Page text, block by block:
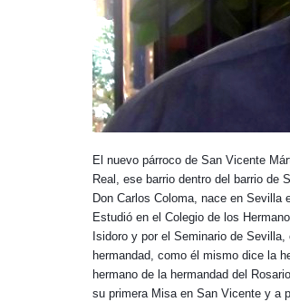
El nuevo párroco de San Vicente
Real, ese barrio dentro del barrio de
Don Carlos Coloma, nace en
Estudió en el Colegio de los
Isidoro y por el Seminario de
hermandad, como él mismo dice la
hermano de la hermandad del
su primera Misa en San Vicente y a